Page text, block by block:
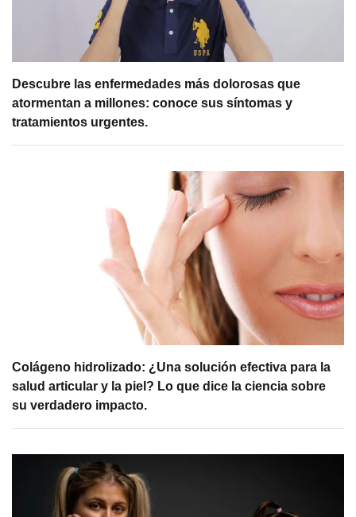
Descubre las enfermedades más dolorosas que
atormentan a millones: conoce sus síntomas y
tratamientos urgentes.
Colágeno hidrolizado: ¿Una solución efectiva para la
salud articular y la piel? Lo que dice la ciencia sobre
su verdadero impacto.